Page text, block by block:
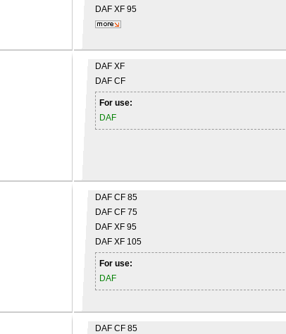
DAF XF 95
DAF XF
DAF CF
For use:
DAF
DAF CF 85
DAF CF 75
DAF XF 95
DAF XF 105
For use:
DAF
DAF CF 85